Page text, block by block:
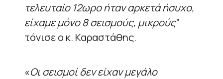
τελευταίο 12ωρο ήταν αρκετά ήσυχο,
είχαμε μόνο 8 σεισμούς, μικρούς”
τόνισε ο κ. Καραστάθης.
«Οι σεισμοί δεν είχαν μεγάλο